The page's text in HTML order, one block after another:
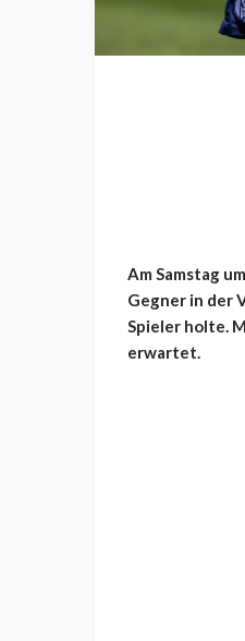
Am Samstag
Gegner in der
Spieler holte.
erwartet.